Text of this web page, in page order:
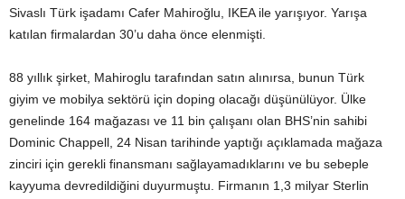
Sivaslı Türk işadamı Cafer Mahiroğlu, IKEA ile yarışıyor. Yarışa
katılan firmalardan 30’u daha önce elenmişti.
88 yıllık şirket, Mahiroglu tarafından satın alınırsa, bunun Türk
giyim ve mobilya sektörü için doping olacağı düşünülüyor. Ülke
genelinde 164 mağazası ve 11 bin çalışanı olan BHS’nin sahibi
Dominic Chappell, 24 Nisan tarihinde yaptığı açıklamada mağaza
zinciri için gerekli finansmanı sağlayamadıklarını ve bu sebeple
kayyuma devredildiğini duyurmuştu. Firmanın 1,3 milyar Sterlin